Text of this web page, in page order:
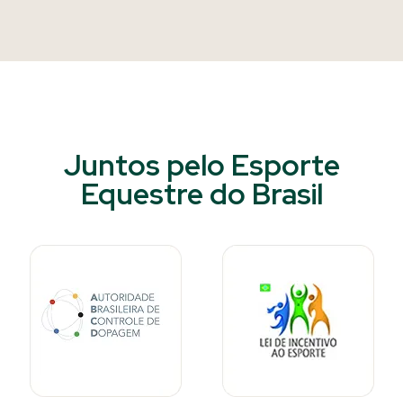
Juntos pelo Esporte
Equestre do Brasil​